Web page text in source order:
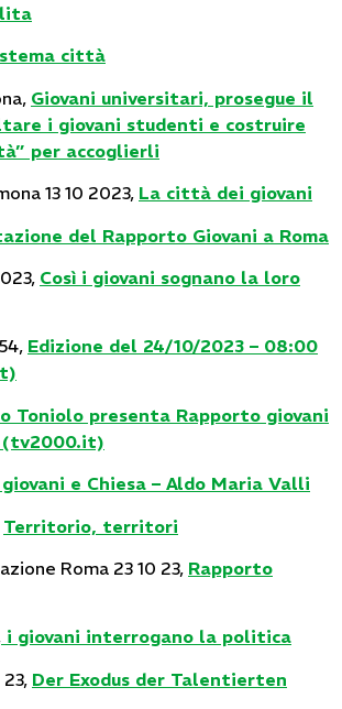
città
Giovani universitari, prosegue il
i giovani studenti e costruire
per accoglierli
13 10 2023, La città dei giovani
del Rapporto Giovani a Roma
Così i giovani sognano la loro
Edizione del 24/10/2023 – 08:00
Toniolo presenta Rapporto giovani
(tv2000.it)
giovani e Chiesa – Aldo Maria Valli
Territorio, territori
Roma 23 10 23, Rapporto
i giovani interrogano la politica
Der Exodus der Talentierten